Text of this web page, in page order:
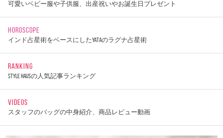
可愛いベビー服や子供服、出産祝いやお誕生日プレゼント
HOROSCOPE
インド占星術をベースにしたYATAのラグナ占星術
RANKING
STYLE HAUSの人気記事ランキング
VIDEOS
スタッフのバッグの中身紹介、商品レビュー動画